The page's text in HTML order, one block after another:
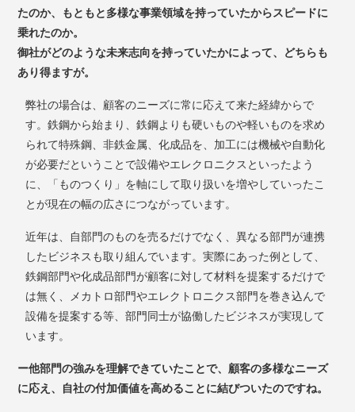
たのか、もともと多様な事業領域を持っていたからスピードに
乗れたのか。
御社がどのような未来志向を持っていたかによって、どちらも
あり得ますが。
弊社の場合は、顧客のニーズに常に応えて来た経緯からで
す。鉄鋼から始まり、鉄鋼よりも硬いものや軽いものを求め
られて特殊鋼、非鉄金属、化成品を、加工には機械や自動化
が必要だということで設備やエレクロニクスといったよう
に、「ものつくり」を軸にして取り扱いを増やしていったこ
とが現在の幅の広さにつながっています。
近年は、自部門のものを売るだけでなく、異なる部門が連携
したビジネスも取り組んでいます。実際にあった例として、
鉄鋼部門や化成品部門が顧客に対して材料を提案するだけで
は無く、メカトロ部門やエレクトロニクス部門を巻き込んで
設備を提案する等、部門同士が協働したビジネスが実現して
います。
ー他部門の強みを理解できていたことで、顧客の多様なニーズ
に応え、自社の付加価値を高めることに結びついたのですね。